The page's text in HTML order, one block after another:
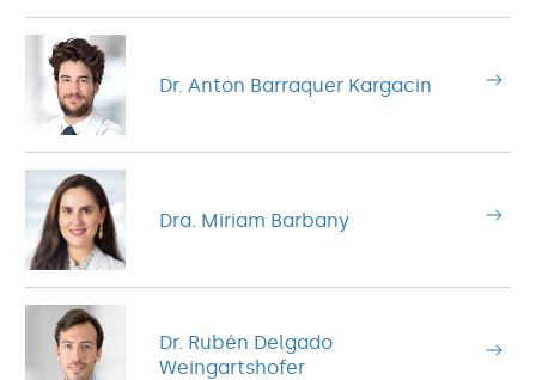
Dr. Anton Barraquer Kargacin
Dra. Miriam Barbany
Dr. Rubén Delgado
Weingartshofer